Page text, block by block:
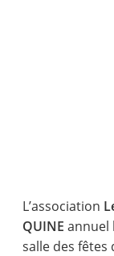
L’association
QUINE annuel
salle des fêtes